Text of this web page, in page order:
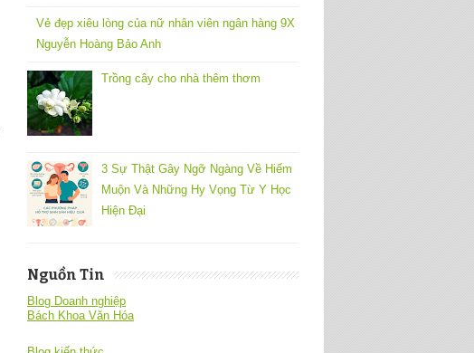
Vẻ đẹp xiêu lòng của nữ nhân viên ngân hàng 9X
Nguyễn Hoàng Bảo Anh
Trồng cây cho nhà thêm thơm
3 Sự Thật Gây Ngỡ Ngàng Về Hiếm
Muộn Và Những Hy Vọng Từ Y Học
Hiện Đại
Nguồn Tin
Blog Doanh nghiệp
Bách Khoa Văn Hóa